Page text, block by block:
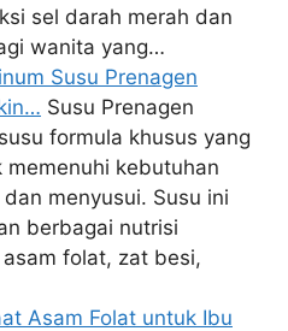
sel darah merah dan
wanita yang…
Susu Prenagen
Susu Prenagen
formula khusus yang
memenuhi kebutuhan
menyusui. Susu ini
berbagai nutrisi
folat, zat besi,
Asam Folat untuk Ibu